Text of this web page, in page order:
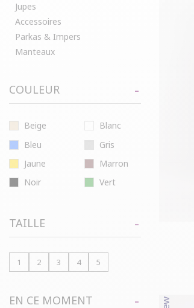
Jupes
Accessoires
Parkas & Impers
Manteaux
COULEUR
Beige
Blanc
Bleu
Gris
Jaune
Marron
Noir
Vert
TAILLE
1 2 3 4 5
EN CE MOMENT